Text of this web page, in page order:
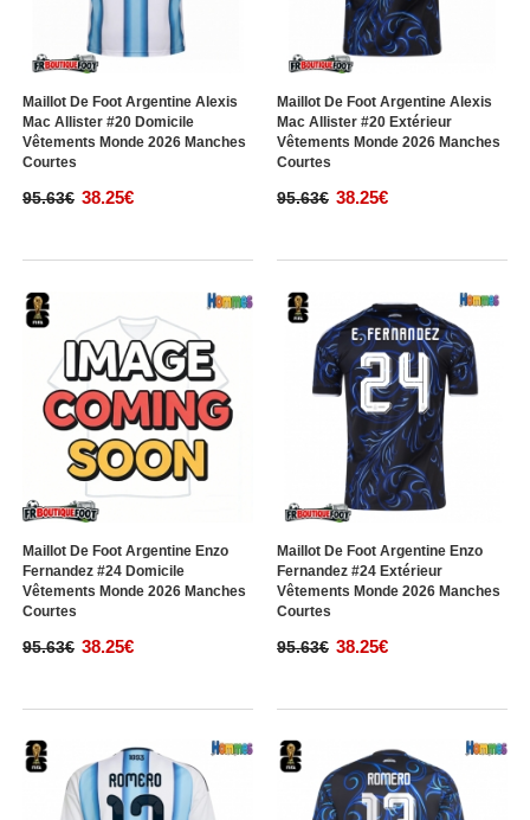
Maillot De Foot Argentine Alexis
Mac Allister #20 Domicile
Vêtements Monde 2026 Manches
Courtes
95.63€ 38.25€
Maillot De Foot Argentine Alexis
Mac Allister #20 Extérieur
Vêtements Monde 2026 Manches
Courtes
95.63€ 38.25€
Maillot De Foot Argentine Enzo
Fernandez #24 Domicile
Vêtements Monde 2026 Manches
Courtes
95.63€ 38.25€
Maillot De Foot Argentine Enzo
Fernandez #24 Extérieur
Vêtements Monde 2026 Manches
Courtes
95.63€ 38.25€